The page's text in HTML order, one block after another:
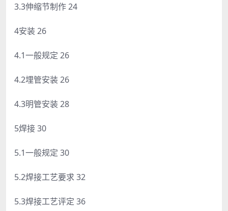
3.3伸缩节制作 24
4安装 26
4.1一般规定 26
4.2埋管安装 26
4.3明管安装 28
5焊接 30
5.1一般规定 30
5.2焊接工艺要求 32
5.3焊接工艺评定 36